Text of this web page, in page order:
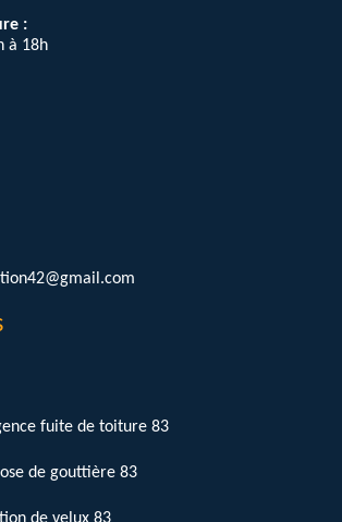
:
à 18h
fuite de toiture 83
de gouttière 83